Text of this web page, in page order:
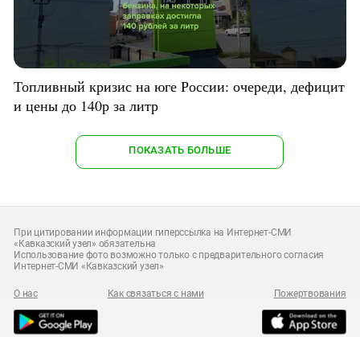
Топливный кризис на юге России: очереди, дефицит
и цены до 140р за литр
ПОКАЗАТЬ БОЛЬШЕ
При цитировании информации гиперссылка на Интернет-СМИ
«Кавказский узел» обязательна
Использование фото возможно только с предварительного согласия
Интернет-СМИ «Кавказский узел»
О нас Как связаться с нами Пожертвования